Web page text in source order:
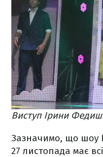
Виступ Ірини
Зазначимо, що шоу
27 листопада має